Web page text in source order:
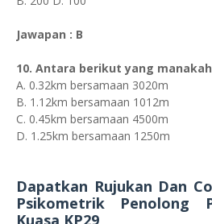
Jawapan : B
10. Antara berikut yang
A. 0.32km bersamaan 3020m
B. 1.12km bersamaan 1012m
C. 0.45km bersamaan 4500m
D. 1.25km bersamaan 1250m
Dapatkan Rujukan Dan
Psikometrik Penolong
Kuasa KP29